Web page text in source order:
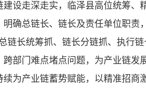
建设走深走实，临泽县高位统筹、
明确总链长、链长及责任单位职责
链长统筹抓、链长分链抓、执行链
部门难点堵点问题，为产业链发
续为产业链蓄势赋能，以精准招商